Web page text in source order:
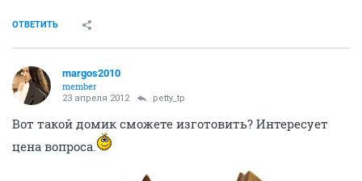
ОТВЕТИТЬ
margos2010
member
23 апреля 2012 petty_tp
Вот такой домик сможете изготовить? Интересует
цена вопроса.